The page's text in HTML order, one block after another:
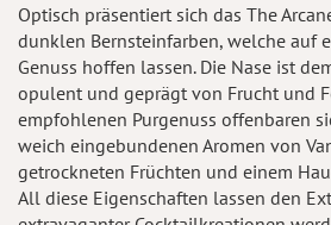
Optisch präsentiert sich das The
dunklen Bernsteinfarben, welche auf
Genuss hoffen lassen. Die Nase ist
opulent und geprägt von Frucht und
empfohlenen Purgenuss offenbaren
weich eingebundenen Aromen von
getrockneten Früchten und einem
All diese Eigenschaften lassen den